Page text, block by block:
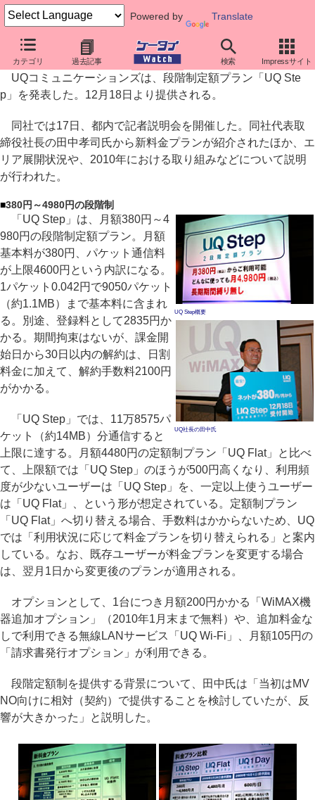
Powered by Translate
カテゴリ 過去記事 検索 Impressサイト
UQ、上限4980円の段階制定額プラン「UQ Step」
UQコミュニケーションズは、段階制定額プラン「UQ Ste
p」を発表した。12月18日より提供される。
同社では17日、都内で記者説明会を開催した。同社代表取
締役社長の田中孝司氏から新料金プランが紹介されたほか、エ
リア展開状況や、2010年における取り組みなどについて説明
が行われた。
■380円～4980円の段階制
UQ Step概要
UQ社長の田中氏
「UQ Step」は、月額380円～4
980円の段階制定額プラン。月額
基本料が380円、パケット通信料
が上限4600円という内訳になる。
1パケット0.042円で9050パケット
（約1.1MB）まで基本料に含まれ
る。別途、登録料として2835円か
かる。期間拘束はないが、課金開
始日から30日以内の解約は、日割
料金に加えて、解約手数料2100円
がかかる。
「UQ Step」では、11万8575パ
ケット（約14MB）分通信すると
上限に達する。月額4480円の定額制プラン「UQ Flat」と比べ
て、上限額では「UQ Step」のほうが500円高くなり、利用頻
度が少ないユーザーは「UQ Step」を、一定以上使うユーザー
は「UQ Flat」、という形が想定されている。定額制プラン
「UQ Flat」へ切り替える場合、手数料はかからないため、UQ
では「利用状況に応じて料金プランを切り替えられる」と案内
している。なお、既存ユーザーが料金プランを変更する場合
は、翌月1日から変更後のプランが適用される。
オプションとして、1台につき月額200円かかる「WiMAX機
器追加オプション」（2010年1月末まで無料）や、追加料金な
しで利用できる無線LANサービス「UQ Wi-Fi」、月額105円の
「請求書発行オプション」が利用できる。
段階定額制を提供する背景について、田中氏は「当初はMV
NO向けに相対（契約）で提供することを検討していたが、反
響が大きかった」と説明した。